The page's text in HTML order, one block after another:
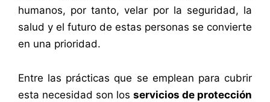
humanos, por tanto, velar por la seguridad, la
salud y el futuro de estas personas se convierte
en una prioridad.
Entre las prácticas que se emplean para cubrir
esta necesidad son los servicios de protección